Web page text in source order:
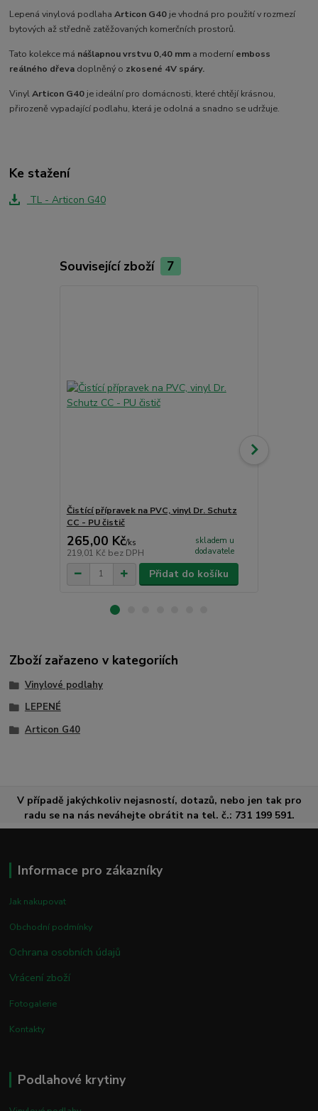
Lepená vinylová podlahaArticon G40 je vhodná pro použití v rozmezí
bytových až středně zatěžovaných komerčních prostorů.
Tato kolekce má nášlapnou vrstvu 0,40 mm a moderní emboss
reálného dřeva doplněný o zkosené 4V spáry.
VinylArticon G40 je ideální pro domácnosti, které chtějí krásnou,
přirozeně vypadající podlahu, která je odolná a snadno se udržuje.
Ke stažení
TL - Articon G40
Související zboží 7
Čistící přípravek na PVC, vinyl Dr. Schutz
CC - PU čistič
265,00 Kč/ks
219,01 Kč bez DPH
skladem u
dodavatele
Přidat do košíku
Zboží zařazeno v kategoriích
Vinylové podlahy
LEPENÉ
Articon G40
V případě jakýchkoliv nejasností, dotazů, nebo jen tak pro
radu se na nás neváhejte obrátit na tel. č.: 731 199 591.
Informace pro zákazníky
Jak nakupovat
Obchodní podmínky
Ochrana osobních údajů
Vrácení zboží
Fotogalerie
Kontakty
Podlahové krytiny